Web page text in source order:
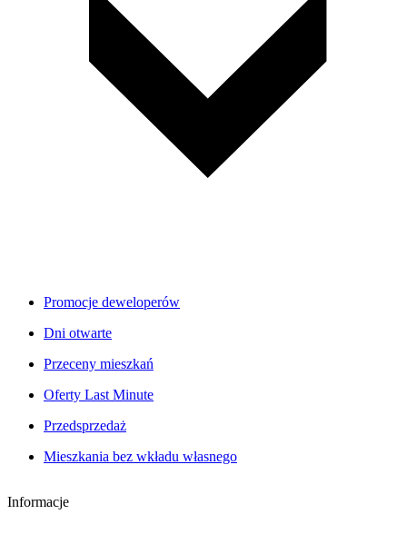
Promocje deweloperów
Dni otwarte
Przeceny mieszkań
Oferty Last Minute
Przedsprzedaż
Mieszkania bez wkładu własnego
Informacje